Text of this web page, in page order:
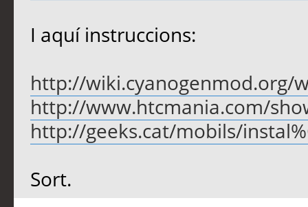
I aquí instruccions:
http://wiki.cyanogenmod.org/
http://www.htcmania.com/
http://geeks.cat/mobils/
Sort.